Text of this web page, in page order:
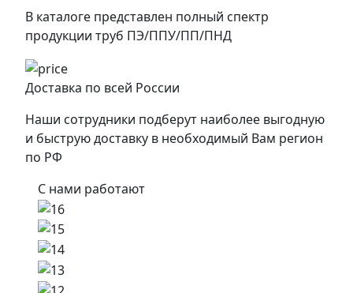
В каталоге представлен полный спектр
продукции труб ПЭ/ППУ/ПП/ПНД
Доставка по всей России
Наши сотрудники подберут наиболее выгодную
и быструю доставку в необходимый Вам регион
по РФ
С нами работают